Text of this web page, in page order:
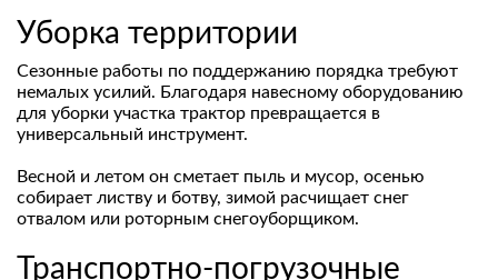
Уборка территории
Сезонные работы по поддержанию порядка требуют
немалых усилий. Благодаря навесному оборудованию
для уборки участка трактор превращается в
универсальный инструмент.
Весной и летом он сметает пыль и мусор, осенью
собирает листву и ботву, зимой расчищает снег
отвалом или роторным снегоуборщиком.
Транспортно-погрузочные